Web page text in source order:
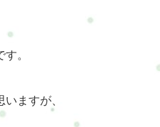
。
ますが、